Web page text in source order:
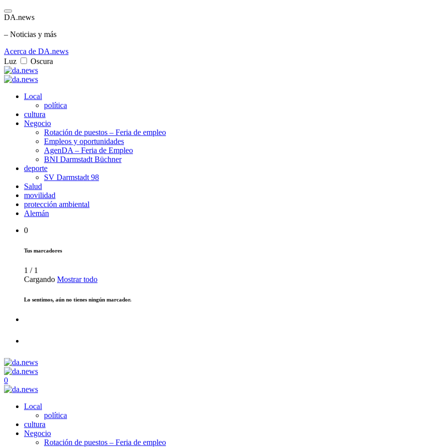
DA.news
– Noticias y más
Acerca de DA.news
Luz
Oscura
Local
política
cultura
Negocio
Rotación de puestos – Feria de empleo
Empleos y oportunidades
AgenDA – Feria de Empleo
BNI Darmstadt Büchner
deporte
SV Darmstadt 98
Salud
movilidad
protección ambiental
Alemán
0
Tus marcadores
1 / 1
Cargando Mostrar todo
Lo sentimos, aún no tienes ningún marcador.
0
Local
política
cultura
Negocio
Rotación de puestos – Feria de empleo